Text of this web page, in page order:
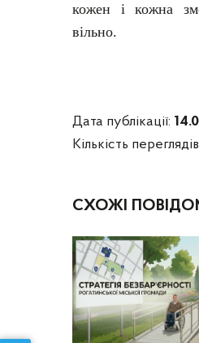
кожен і кожна
вільно.
Дата публікації:
Кількість
СХОЖІ